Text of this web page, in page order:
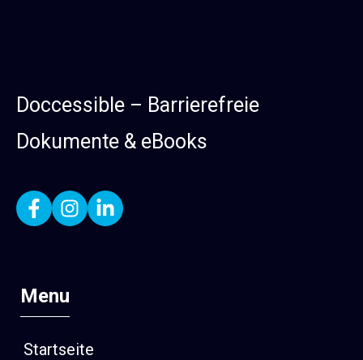
Doccessible – Barrierefreie
Dokumente & eBooks
Menu
Startseite